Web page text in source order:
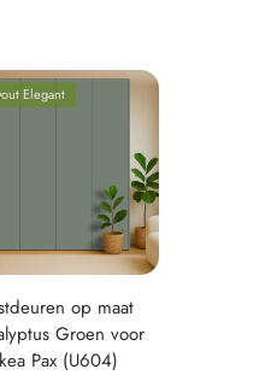
Elegant
op maat
Groen voor
Pax (U604)